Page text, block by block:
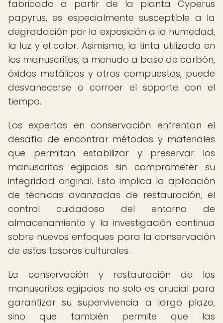
fabricado a partir de la planta Cyperus
papyrus, es especialmente susceptible a la
degradación por la exposición a la humedad,
la luz y el calor. Asimismo, la tinta utilizada en
los manuscritos, a menudo a base de carbón,
óxidos metálicos y otros compuestos, puede
desvanecerse o corroer el soporte con el
tiempo.
Los expertos en conservación enfrentan el
desafío de encontrar métodos y materiales
que permitan estabilizar y preservar los
manuscritos egipcios sin comprometer su
integridad original. Esto implica la aplicación
de técnicas avanzadas de restauración, el
control cuidadoso del entorno de
almacenamiento y la investigación continua
sobre nuevos enfoques para la conservación
de estos tesoros culturales.
La conservación y restauración de los
manuscritos egipcios no solo es crucial para
garantizar su supervivencia a largo plazo,
sino que también permite que las